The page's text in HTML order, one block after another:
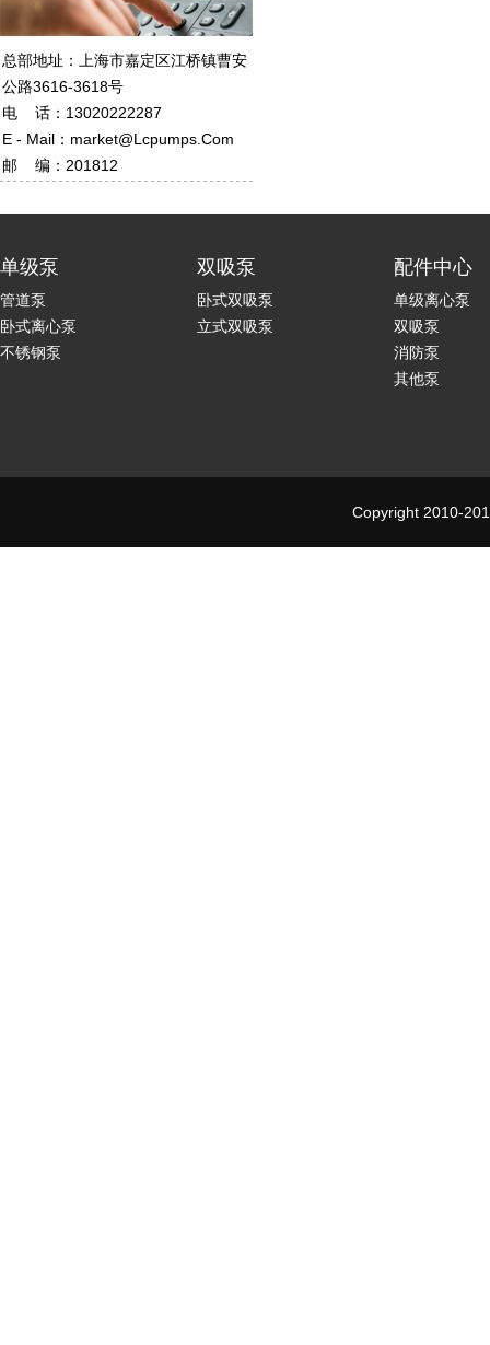
总部地址：上海市嘉定区江桥镇曹安
公路3616-3618号
电 话：13020222287
E - Mail：market@lcpumps.com
邮 编：201812
单级泵
管道泵
卧式离心泵
不锈钢泵
双吸泵
卧式双吸泵
立式双吸泵
配件中心
单级离心泵
双吸泵
消防泵
其他泵
Copyright 2010-